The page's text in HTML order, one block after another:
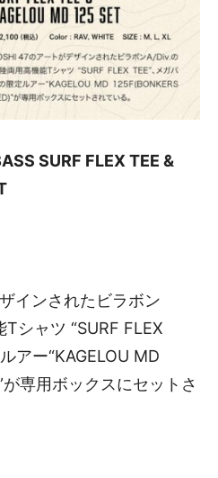
SURF FLEX TEE &
インされたビラボン
シャツ “SURF FLEX
アー“KAGELOU MD
専用ボックスにセットさ